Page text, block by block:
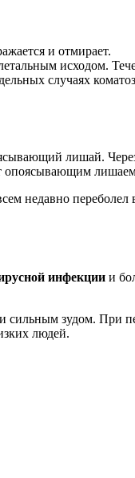
и отмирает.
исходом.
случаях
лишай.
опоясывающим
недавно
инфекции и
и сильным зудом.
людей.